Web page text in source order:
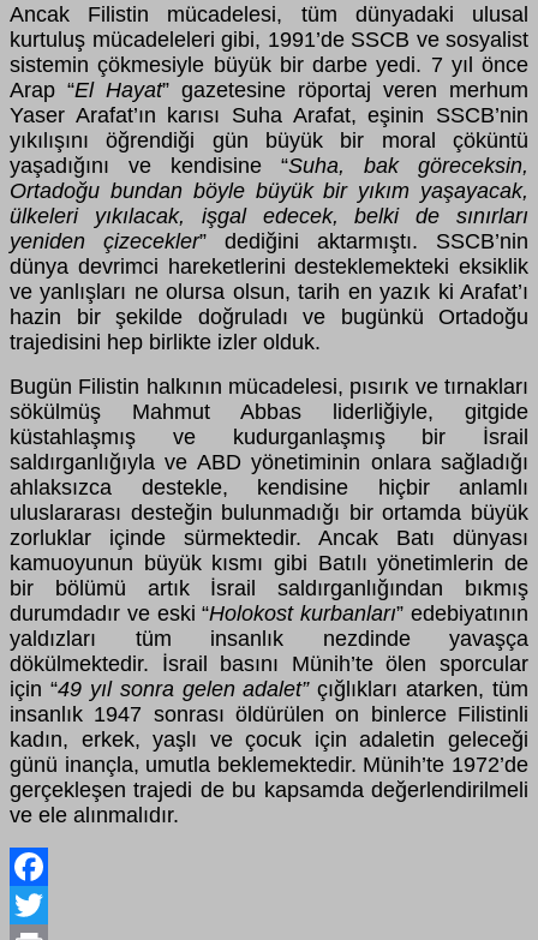
Ancak Filistin mücadelesi, tüm dünyadaki ulusal
kurtuluş mücadeleleri gibi, 1991’de SSCB ve sosyalist
sistemin çökmesiyle büyük bir darbe yedi. 7 yıl önce
Arap “El Hayat” gazetesine röportaj veren merhum
Yaser Arafat’ın karısı Suha Arafat, eşinin SSCB’nin
yıkılışını öğrendiği gün büyük bir moral çöküntü
yaşadığını ve kendisine “Suha, bak göreceksin,
Ortadoğu bundan böyle büyük bir yıkım yaşayacak,
ülkeleri yıkılacak, işgal edecek, belki de sınırları
yeniden çizecekler” dediğini aktarmıştı. SSCB’nin
dünya devrimci hareketlerini desteklemekteki eksiklik
ve yanlışları ne olursa olsun, tarih en yazık ki Arafat’ı
hazin bir şekilde doğruladı ve bugünkü Ortadoğu
trajedisini hep birlikte izler olduk.
Bugün Filistin halkının mücadelesi, pısırık ve tırnakları
sökülmüş Mahmut Abbas liderliğiyle, gitgide
küstahlaşmış ve kudurganlaşmış bir İsrail
saldırganlığıyla ve ABD yönetiminin onlara sağladığı
ahlaksızca destekle, kendisine hiçbir anlamlı
uluslararası desteğin bulunmadığı bir ortamda büyük
zorluklar içinde sürmektedir. Ancak Batı dünyası
kamuoyunun büyük kısmı gibi Batılı yönetimlerin de
bir bölümü artık İsrail saldırganlığından bıkmış
durumdadır ve eski “Holokost kurbanları” edebiyatının
yaldızları tüm insanlık nezdinde yavaşça
dökülmektedir. İsrail basını Münih’te ölen sporcular
için “49 yıl sonra gelen adalet”çığlıkları atarken, tüm
insanlık 1947 sonrası öldürülen on binlerce Filistinli
kadın, erkek, yaşlı ve çocuk için adaletin geleceği
günü inançla, umutla beklemektedir. Münih’te 1972’de
gerçekleşen trajedi de bu kapsamda değerlendirilmeli
ve ele alınmalıdır.
Facebook